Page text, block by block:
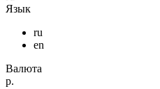
Язык
ru
en
Валюта
р.